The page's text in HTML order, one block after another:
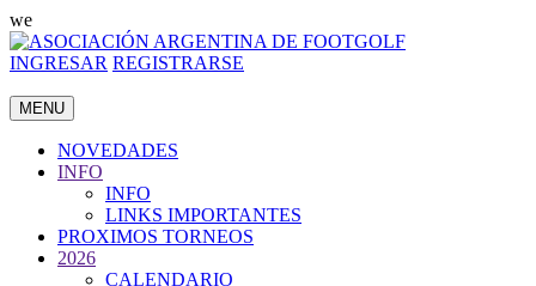
we
INGRESAR REGISTRARSE
MENU
NOVEDADES
INFO
INFO
LINKS IMPORTANTES
PROXIMOS TORNEOS
2026
CALENDARIO